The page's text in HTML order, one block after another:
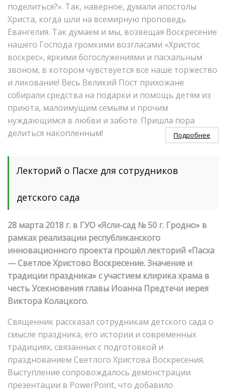
поделиться?». Так, наверное, думали апостолы
Христа, когда шли на всемирную проповедь
Евангелия. Так думаем и мы, возвещая Воскресение
нашего Господа громкими возгласами «Христос
воскрес», яркими богослужениями и пасхальным
звоном, в котором чувствуется все наше торжество
и ликование! Весь Великий Пост прихожане
собирали средства на подарки и помощь детям из
приюта, малоимущим семьям и прочим
нуждающимся в любви и заботе. Пришла пора
делиться накопленным!
Подробнее
Лекторий о Пасхе для сотрудников
детского сада
28 марта 2018 г. в ГУО «Ясли-сад № 50 г. Гродно» в
рамках реализации республиканского
инновационного проекта прошёл лекторий «Пасха
— Светлое Христово Воскресение. Значение и
традиции праздника» с участием клирика храма в
честь Усекновения главы Иоанна Предтечи иерея
Виктора Колацкого.
Священник рассказал сотрудникам детского сада о
смысле праздника, его истории и современных
традициях, связанных с подготовкой и
празднованием Светлого Христова Воскресения.
Выступление сопровождалось демонстрации
презентации в PowerPoint, что добавило